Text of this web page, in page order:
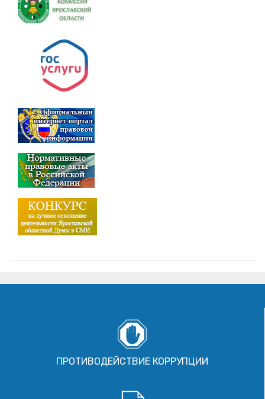
ПРОТИВОДЕЙСТВИЕ КОРРУПЦИИ